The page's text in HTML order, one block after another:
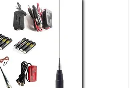
Штурман-230М3 - автокомплект
Штурман-230М3 - автокомплект, AM/
19-см и 42-см антеннами, съёмным
LiIon аккумуляторами, зарядным
USB, универсальным автомобильным
эффективной автомобильной
комплектации радиостанции Штурман-
двумя антеннами (19-см и 42-см ..